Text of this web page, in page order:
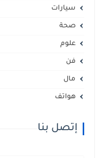
سيارات
صحة
علوم
فن
مال
هواتف
إتصل بنا